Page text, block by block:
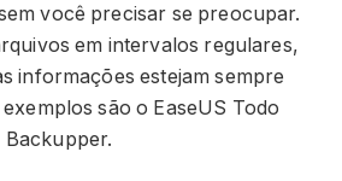
você precisar se preocupar.
em intervalos regulares,
informações estejam sempre
são o EaseUS Todo
Backupper.